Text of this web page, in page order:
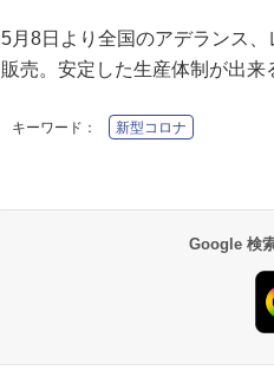
5月8日より全国のアデランス
販売。安定した生産体制が出
キーワード： 新型コロナ
Google 検